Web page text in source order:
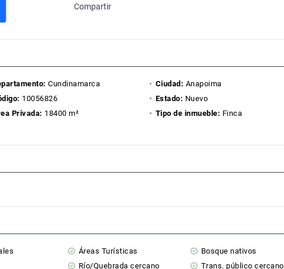
Compartir
Cundinamarca Ciudad: Anapoima
10056826 Estado: Nuevo
Privada: 18400 m² Tipo de inmueble: Finca
Áreas Turísticas
Bosque nativos
Río/Quebrada cercano
Trans. público cercano